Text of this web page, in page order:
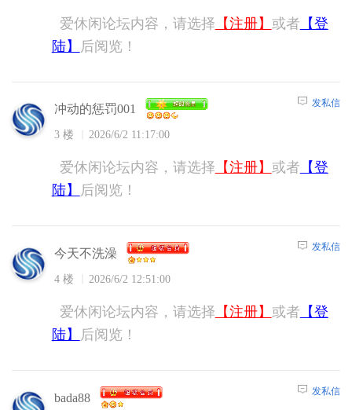
爱休闲论坛内容，请选择 【注册】 或者 【登
陆】
后阅览！
冲动的惩罚001
3 楼 2026/6/2 11:17:00
发私信
爱休闲论坛内容，请选择 【注册】 或者 【登
陆】
后阅览！
今天不洗澡
4 楼 2026/6/2 12:51:00
发私信
爱休闲论坛内容，请选择 【注册】 或者 【登
陆】
后阅览！
bada88 发私信